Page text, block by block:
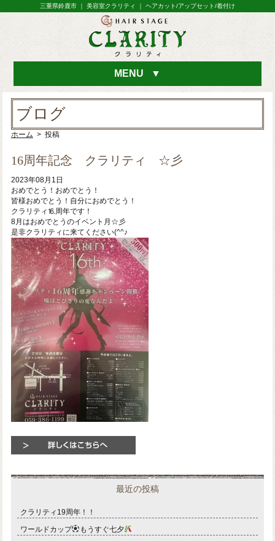
三重県鈴鹿市 ｜ 美容室クラリティ ｜ ヘアカット/アップセット/着付け
MENU ▼
ブログ
ホーム > 投稿
16周年記念 クラリティ ☆彡
2023年08月1日
おめでとう！おめでとう！
皆様おめでとう！自分におめでとう！
クラリティ⒗周年です！
8月はおめでとうのイベント月☆彡
是非クラリティに来てください(^^♪
最近の投稿
クラリティ19周年！！
ワールドカップ
もうすぐ七夕